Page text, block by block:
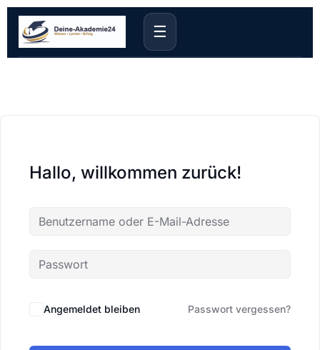
☰
Hallo, willkommen zurück!
Angemeldet bleiben Passwort vergessen?